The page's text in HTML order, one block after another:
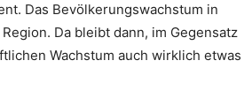
Das Bevölkerungswachstum in
Da bleibt dann, im Gegensatz
Wachstum auch wirklich etwas